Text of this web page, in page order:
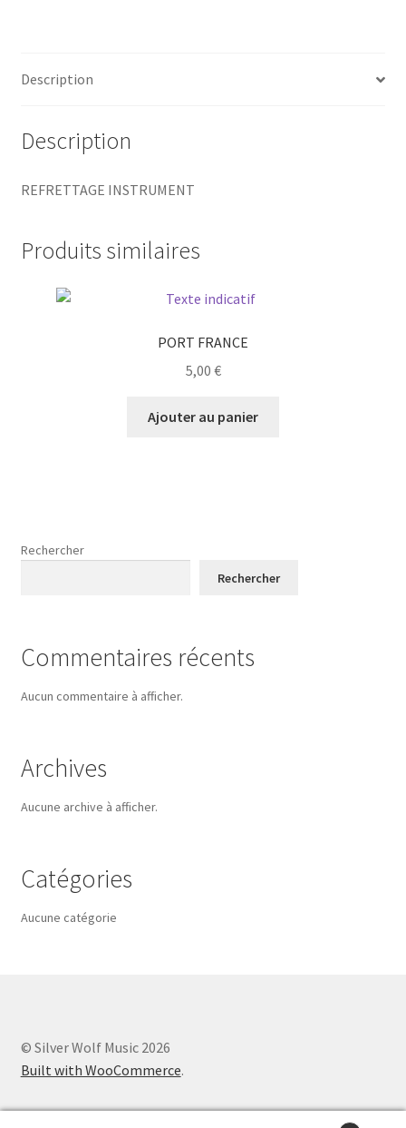
Description
Description
REFRETTAGE INSTRUMENT
Produits similaires
PORT FRANCE
5,00 €
Ajouter au panier
Rechercher
Rechercher
Commentaires récents
Aucun commentaire à afficher.
Archives
Aucune archive à afficher.
Catégories
Aucune catégorie
© Silver Wolf Music 2026
Built with WooCommerce.